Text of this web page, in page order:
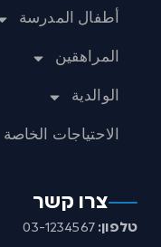
أطفال المدرسة
المراهقين
الوالدية
الاحتياجات الخاصة
צרו קשר
טלפון: 03-1234567